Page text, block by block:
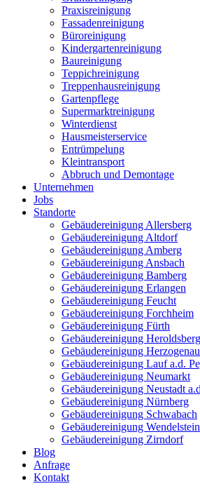
Praxisreinigung
Fassadenreinigung
Büroreinigung
Kindergartenreinigung
Baureinigung
Teppichreinigung
Treppenhausreinigung
Gartenpflege
Supermarktreinigung
Winterdienst
Hausmeisterservice
Entrümpelung
Kleintransport
Abbruch und Demontage
Unternehmen
Jobs
Standorte
Gebäudereinigung Allersberg
Gebäudereinigung Altdorf
Gebäudereinigung Amberg
Gebäudereinigung Ansbach
Gebäudereinigung Bamberg
Gebäudereinigung Erlangen
Gebäudereinigung Feucht
Gebäudereinigung Forchheim
Gebäudereinigung Fürth
Gebäudereinigung Heroldsberg
Gebäudereinigung
Gebäudereinigung Lauf a.d.
Gebäudereinigung Neumarkt
Gebäudereinigung Neustadt
Gebäudereinigung Nürnberg
Gebäudereinigung Schwabach
Gebäudereinigung Wendelstein
Gebäudereinigung Zirndorf
Blog
Anfrage
Kontakt